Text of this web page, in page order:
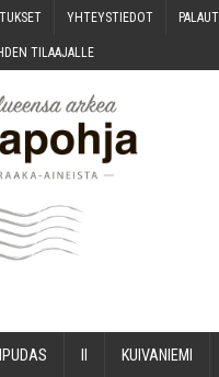
YHTEYS­TIE­DOT
TILAAJALLE
KUI­VA­NIE­MI